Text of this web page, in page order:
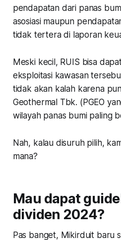
pendapatan dari panas
asosiasi maupun
tidak tertera di laporan
Meski kecil, RUIS bisa
eksploitasi kawasan
tidak akan kalah karena
Geothermal Tbk. (PGEO
wilayah panas bumi paling
Nah, kalau disuruh pilih,
mana?
Mau dapat
dividen 2024?
Pas banget, Mikirduit baru